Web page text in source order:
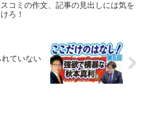
コミの作文、記事の見出しには気を
ろ！
ていない